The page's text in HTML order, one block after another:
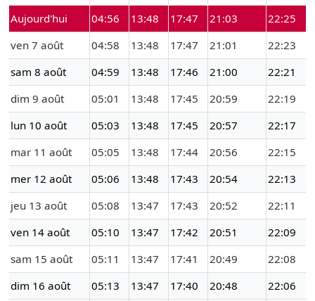
Aujourd'hui
04:56 13:48 17:47 21:03
22:25
ven 7 août
04:58 13:48 17:47 21:01
22:23
sam 8 août
04:59 13:48 17:46 21:00
22:21
dim 9 août
05:01 13:48 17:45 20:59
22:19
lun 10 août
05:03 13:48 17:45 20:57
22:17
mar 11 août
05:05 13:48 17:44 20:56
22:15
mer 12 août
05:06 13:48 17:43 20:54
22:13
jeu 13 août
05:08 13:47 17:43 20:52
22:11
ven 14 août
05:10 13:47 17:42 20:51
22:09
sam 15 août
05:11 13:47 17:41 20:49
22:08
dim 16 août
05:13 13:47 17:40 20:48
22:06